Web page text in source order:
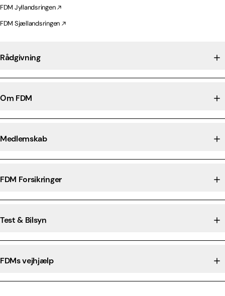
FDM Jyllandsringen
FDM Sjællandsringen
Rådgivning
Om FDM
Medlemskab
FDM Forsikringer
Test & Bilsyn
FDMs vejhjælp